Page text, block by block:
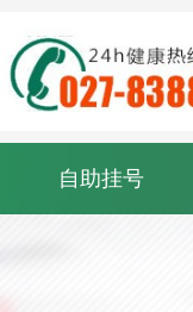
自助挂号